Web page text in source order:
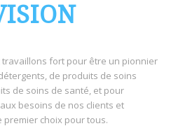
fort pour être un pionnier
de produits de soins
de soins de santé, et pour
besoins de nos clients et
choix pour tous.